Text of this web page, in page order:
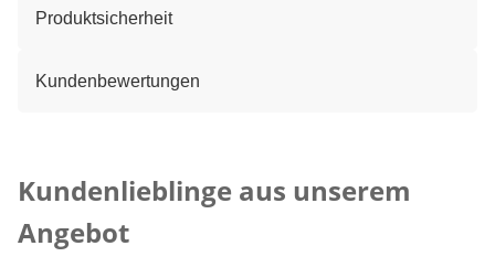
Produktsicherheit
Kundenbewertungen
Kundenlieblinge aus unserem
Angebot